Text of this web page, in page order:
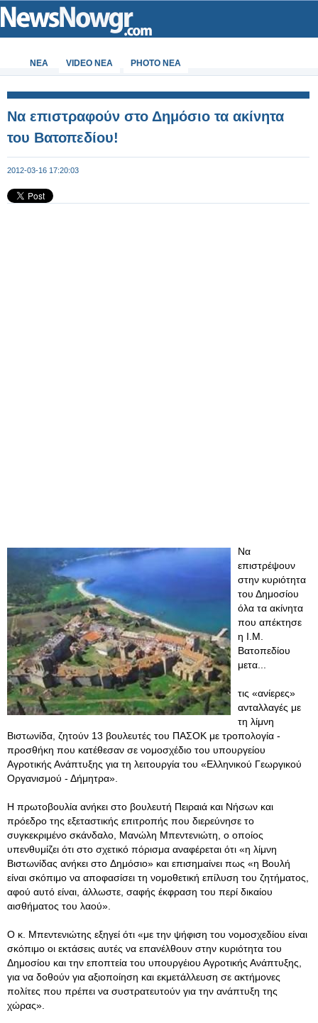
ΝΕΑ VIDEO NEA PHOTO NEA
Να επιστραφούν στο Δημόσιο τα ακίνητα
του Βατοπεδίου!
2012-03-16 17:20:03
Να
επιστρέψουν
στην κυριότητα
του Δημοσίου
όλα τα ακίνητα
που απέκτησε
η Ι.Μ.
Βατοπεδίου
μετα...
τις «ανίερες»
ανταλλαγές με
τη λίμνη
Βιστωνίδα, ζητούν 13 βουλευτές του ΠΑΣΟΚ με τροπολογία -
προσθήκη που κατέθεσαν σε νομοσχέδιο του υπουργείου
Αγροτικής Ανάπτυξης για τη λειτουργία του «Ελληνικού Γεωργικού
Οργανισμού - Δήμητρα».
Η πρωτοβουλία ανήκει στο βουλευτή Πειραιά και Νήσων και
πρόεδρο της εξεταστικής επιτροπής που διερεύνησε το
συγκεκριμένο σκάνδαλο, Μανώλη Μπεντενιώτη, ο οποίος
υπενθυμίζει ότι στο σχετικό πόρισμα αναφέρεται ότι «η λίμνη
Βιστωνίδας ανήκει στο Δημόσιο» και επισημαίνει πως «η Βουλή
είναι σκόπιμο να αποφασίσει τη νομοθετική επίλυση του ζητήματος,
αφού αυτό είναι, άλλωστε, σαφής έκφραση του περί δικαίου
αισθήματος του λαού».
Ο κ. Μπεντενιώτης εξηγεί ότι «με την ψήφιση του νομοσχεδίου είναι
σκόπιμο οι εκτάσεις αυτές να επανέλθουν στην κυριότητα του
Δημοσίου και την εποπτεία του υπουργέιου Αγροτικής Ανάπτυξης,
για να δοθούν για αξιοποίηση και εκμετάλλευση σε ακτήμονες
πολίτες που πρέπει να συστρατευτούν για την ανάπτυξη της
χώρας».